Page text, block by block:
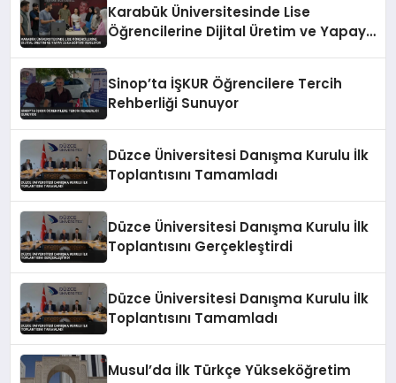
Karabük Üniversitesinde Lise
Öğrencilerine Dijital Üretim ve Yapay
Sinop’ta İŞKUR Öğrencilere Tercih
Rehberliği Sunuyor
Düzce Üniversitesi Danışma Kurulu İlk
Toplantısını Tamamladı
Düzce Üniversitesi Danışma Kurulu İlk
Toplantısını Gerçekleştirdi
Düzce Üniversitesi Danışma Kurulu İlk
Toplantısını Tamamladı
Musul’da İlk Türkçe Yükseköğretim